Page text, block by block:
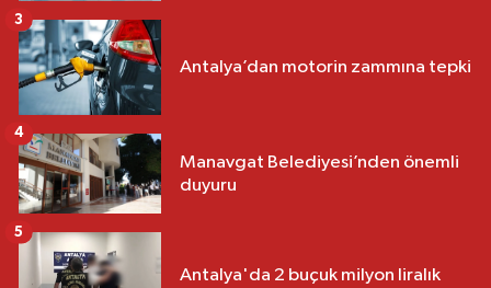
Antalya’dan motorin zammına tepki
3
Manavgat Belediyesi’nden önemli
duyuru
4
Antalya'da 2 buçuk milyon liralık
5